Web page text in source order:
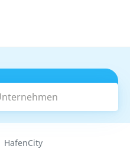
Suchen
HafenCity